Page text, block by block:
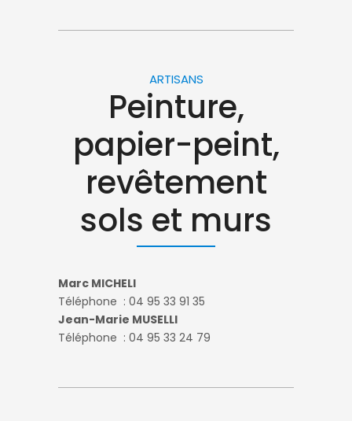
ARTISANS
Peinture,
papier-peint,
revêtement
sols et murs
Marc MICHELI
Téléphone : 04 95 33 91 35
Jean-Marie MUSELLI
Téléphone : 04 95 33 24 79